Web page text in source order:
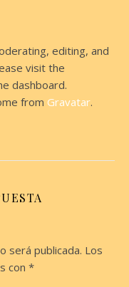
editing, and
visit the
dashboard.
from Gravatar.
será publicada. Los
con *